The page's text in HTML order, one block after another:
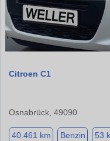
Citroen C1
Osnabrück, 49090
40.461 km Benzin 53